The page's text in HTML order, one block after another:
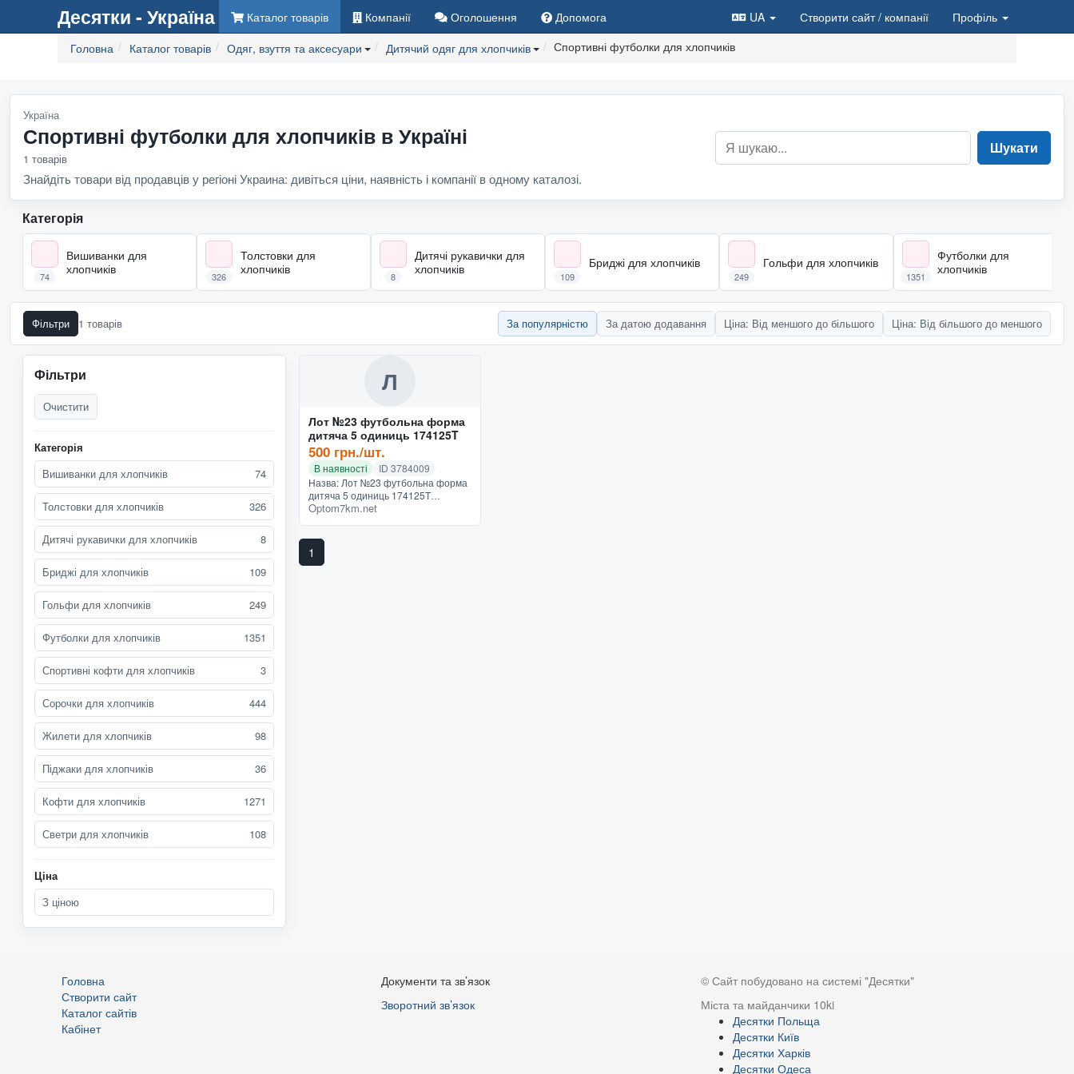
Десятки - Україна Каталог товарів Компанії Оголошення Допомога UA Створити сайт/ компанії
Профіль
Головна
Каталог товарів Одяг, взуття та аксесуари Дитячий одяг для хлопчиків Спортивні футболки для хлопчиків
Україна
Спортивні футболки для хлопчиків в Україні
1 товарів
Знайдіть товари від продавців у регіоні Украина: дивіться ціни, наявність і компанії в одному каталозі.
Шукати
Категорія
Вишиванки для
хлопчиків
74
Толстовки для
хлопчиків
326
Дитячі рукавички для
хлопчиків
8
Бриджі для хлопчиків
109
Гольфи для хлопчиків
249
Футболки для
хлопчиків
1351
Фільтри 1 товарів За популярністю За датою додавання Ціна: Від меншого до більшого Ціна: Від більшого до меншого
Фільтри
Очистити
Категорія
Вишиванки для хлопчиків
74
Толстовки для хлопчиків 326
Дитячі рукавички для хлопчиків 8
Бриджі для хлопчиків 109
Гольфи для хлопчиків 249
Футболки для хлопчиків 1351
Спортивні кофти для хлопчиків 3
Сорочки для хлопчиків 444
Жилети для хлопчиків 98
Піджаки для хлопчиків 36
Кофти для хлопчиків 1271
Светри для хлопчиків 108
Ціна
З ціною
Л
Лот №23 футбольна форма
дитяча 5 одиниць 174125T
500 грн./шт.
В наявності
ID 3784009
Назва: Лот №23 футбольна форма
дитяча 5 одиниць 174125T
Безкоштовна доставка Товар
Optom7km.net
1
Головна
Створити сайт
Каталог сайтів
Кабінет
Документи та зв’язок
Зворотний зв’язок
© Сайт побудовано на системі "Десятки"
Міста та майданчики 10ki
Десятки Польща
Десятки Київ
Десятки Харків
Десятки Одеса